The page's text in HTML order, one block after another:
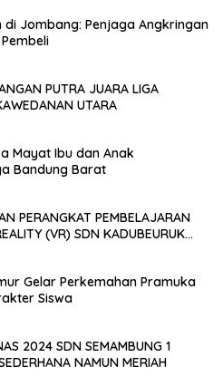
di Jombang: Penjaga Angkringan
PUTRA JUARA LIGA
UTARA
Mayat Ibu dan Anak
Bandung Barat
PERANGKAT PEMBELAJARAN
(VR) SDN KADUBEURUK
Gelar Perkemahan Pramuka
Siswa
2024 SDN SEMAMBUNG 1
NAMUN MERIAH